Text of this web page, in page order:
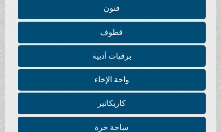
فنون
قطوف
برقيات أدبية
واحة الإخاء
كاريكاتير
ساحة حرة